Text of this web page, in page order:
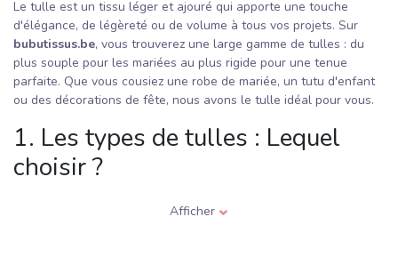
Le tulle est un tissu léger et ajouré qui apporte une touche
d'élégance, de légèreté ou de volume à tous vos projets. Sur
bubutissus.be, vous trouverez une large gamme de tulles : du
plus souple pour les mariées au plus rigide pour une tenue
parfaite. Que vous cousiez une robe de mariée, un tutu d'enfant
ou des décorations de fête, nous avons le tulle idéal pour vous.
1. Les types de tulles : Lequel
choisir ?
toucher. Idéal pour les voiles, les jupes multicouches à l'aspect
Afficher